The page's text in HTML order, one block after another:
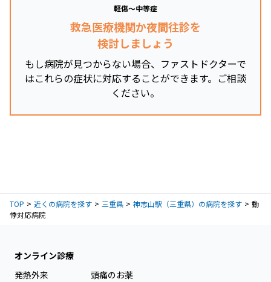
軽傷～中等症
救急医療機関か夜間往診を
検討しましょう
もし病院が見つからない場合、ファストドクターで
はこれらの症状に対応することができます。ご相談
ください。
TOP 近くの病院を探す 三重県 神志山駅（三重県）の病院を探す
動
悸対応病院
オンライン診療
発熱外来
頭痛のお薬